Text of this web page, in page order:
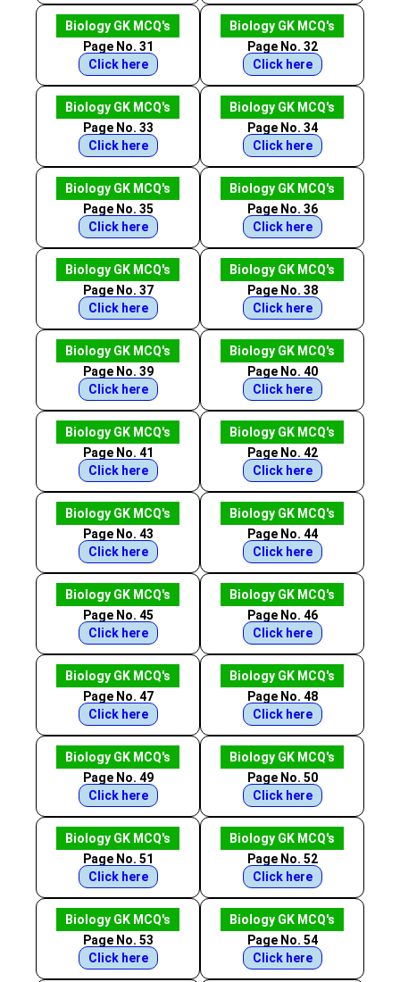
Biology GK MCQ's
Page No. 31
Click here
Biology GK MCQ's
Page No. 32
Click here
Biology GK MCQ's
Page No. 33
Click here
Biology GK MCQ's
Page No. 34
Click here
Biology GK MCQ's
Page No. 35
Click here
Biology GK MCQ's
Page No. 36
Click here
Biology GK MCQ's
Page No. 37
Click here
Biology GK MCQ's
Page No. 38
Click here
Biology GK MCQ's
Page No. 39
Click here
Biology GK MCQ's
Page No. 40
Click here
Biology GK MCQ's
Page No. 41
Click here
Biology GK MCQ's
Page No. 42
Click here
Biology GK MCQ's
Page No. 43
Click here
Biology GK MCQ's
Page No. 44
Click here
Biology GK MCQ's
Page No. 45
Click here
Biology GK MCQ's
Page No. 46
Click here
Biology GK MCQ's
Page No. 47
Click here
Biology GK MCQ's
Page No. 48
Click here
Biology GK MCQ's
Page No. 49
Click here
Biology GK MCQ's
Page No. 50
Click here
Biology GK MCQ's
Page No. 51
Click here
Biology GK MCQ's
Page No. 52
Click here
Biology GK MCQ's
Page No. 53
Click here
Biology GK MCQ's
Page No. 54
Click here